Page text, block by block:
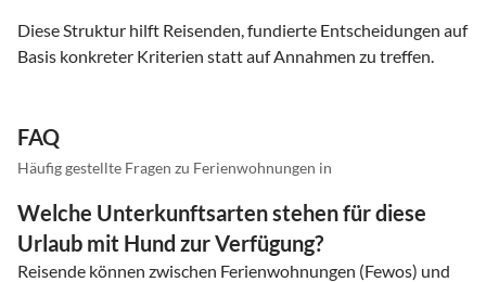
Diese Struktur hilft Reisenden, fundierte Entscheidungen auf
Basis konkreter Kriterien statt auf Annahmen zu treffen.
FAQ
Häufig gestellte Fragen zu Ferienwohnungen in
Welche Unterkunftsarten stehen für diese
Urlaub mit Hund zur Verfügung?
Reisende können zwischen Ferienwohnungen (Fewos) und